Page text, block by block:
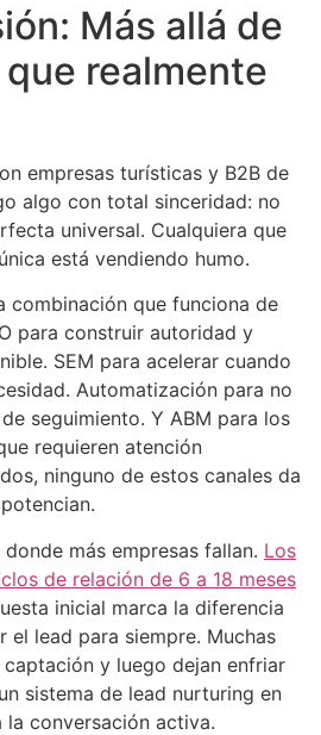
Más allá de
realmente
empresas turísticas y B2B de
algo con total sinceridad: no
universal. Cualquiera que
está vendiendo humo.
combinación que funciona de
para construir autoridad y
SEM para acelerar cuando
Automatización para no
seguimiento. Y ABM para los
requieren atención
ninguno de estos canales da
más empresas fallan. Los
de relación de 6 a 18 meses
inicial marca la diferencia
el lead para siempre. Muchas
y luego dejan enfriar
sistema de lead nurturing en
conversación activa.